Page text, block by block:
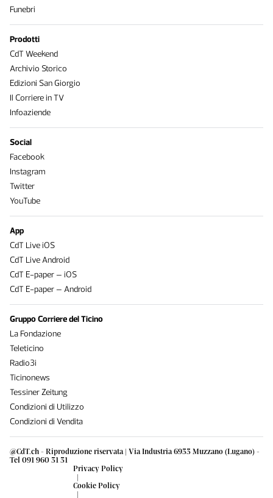
@CdT.ch - Riproduzione riservata | Via Industria 6933 Muzzano (Lugano) -
Tel 091 960 31 31
Privacy Policy
|
Cookie Policy
|
Funebri
Prodotti
CdT Weekend
Archivio Storico
Edizioni San Giorgio
Il Corriere in TV
Infoaziende
Social
Facebook
Instagram
Twitter
YouTube
App
CdT Live iOS
CdT Live Android
CdT E-paper – iOS
CdT E-paper – Android
Gruppo Corriere del Ticino
La Fondazione
Teleticino
Radio3i
Ticinonews
Tessiner Zeitung
Condizioni di Utilizzo
Condizioni di Vendita